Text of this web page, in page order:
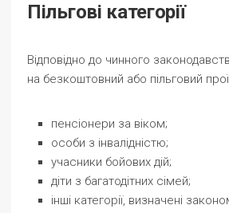
Пільгові категорії
Відповідно до чинного
на безкоштовний або пільговий
пенсіонери за віком;
особи з інвалідністю;
учасники бойових дій;
діти з багатодітних сімей;
інші категорії, визначені